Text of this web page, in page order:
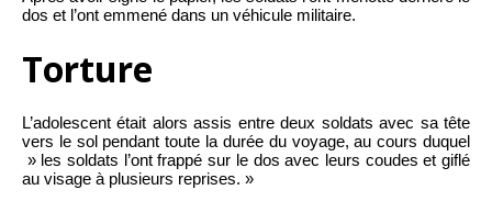
dos et l’ont emmené dans un véhicule militaire.
Torture
L’adolescent était alors assis entre deux soldats avec sa tête
vers le sol pendant toute la durée du voyage, au cours duquel
» les soldats l’ont frappé sur le dos avec leurs coudes et giflé
au visage à plusieurs reprises. »